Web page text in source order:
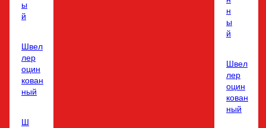
ы
й
Швел
лер
оцин
кован
ный
Ш
н
ы
й
Швел
лер
оцин
кован
ный